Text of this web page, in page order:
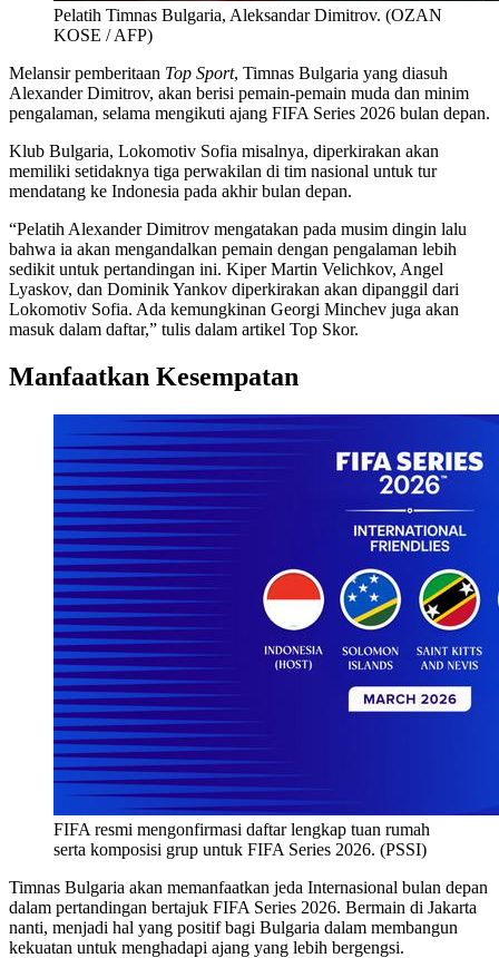
Pelatih Timnas Bulgaria, Aleksandar Dimitrov. (OZAN
KOSE / AFP)
Melansir pemberitaan Top Sport, Timnas Bulgaria yang diasuh
Alexander Dimitrov, akan berisi pemain-pemain muda dan minim
pengalaman, selama mengikuti ajang FIFA Series 2026 bulan depan.
Klub Bulgaria, Lokomotiv Sofia misalnya, diperkirakan akan
memiliki setidaknya tiga perwakilan di tim nasional untuk tur
mendatang ke Indonesia pada akhir bulan depan.
“Pelatih Alexander Dimitrov mengatakan pada musim dingin lalu
bahwa ia akan mengandalkan pemain dengan pengalaman lebih
sedikit untuk pertandingan ini. Kiper Martin Velichkov, Angel
Lyaskov, dan Dominik Yankov diperkirakan akan dipanggil dari
Lokomotiv Sofia. Ada kemungkinan Georgi Minchev juga akan
masuk dalam daftar,” tulis dalam artikel Top Skor.
Manfaatkan Kesempatan
FIFA resmi mengonfirmasi daftar lengkap tuan rumah
serta komposisi grup untuk FIFA Series 2026. (PSSI)
Timnas Bulgaria akan memanfaatkan jeda Internasional bulan depan
dalam pertandingan bertajuk FIFA Series 2026. Bermain di Jakarta
nanti, menjadi hal yang positif bagi Bulgaria dalam membangun
kekuatan untuk menghadapi ajang yang lebih bergengsi.